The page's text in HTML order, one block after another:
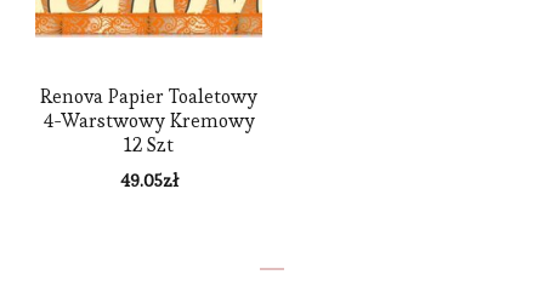
Renova Papier Toaletowy
4-Warstwowy Kremowy
12 Szt
49.05zł